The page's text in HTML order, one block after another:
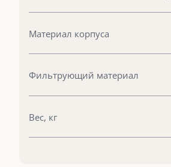
Материал корпуса
Фильтрующий материал
Вес, кг